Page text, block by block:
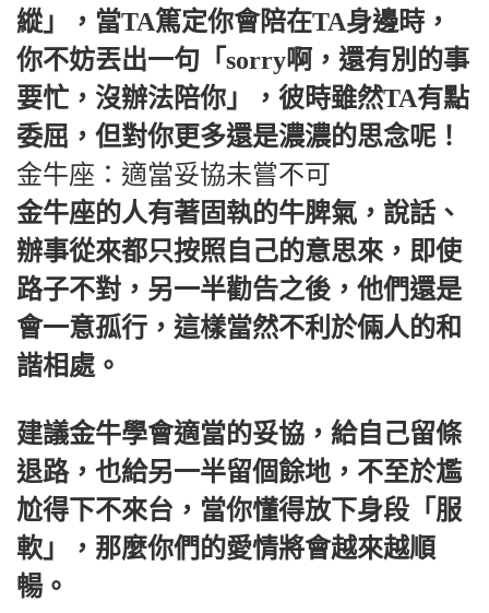
縱」，當TA篤定你會陪在TA身邊時，
你不妨丟出一句「sorry啊，還有別的事
要忙，沒辦法陪你」，彼時雖然TA有點
委屈，但對你更多還是濃濃的思念呢！
金牛座：適當妥協未嘗不可
金牛座的人有著固執的牛脾氣，說話、
辦事從來都只按照自己的意思來，即使
路子不對，另一半勸告之後，他們還是
會一意孤行，這樣當然不利於倆人的和
諧相處。
建議金牛學會適當的妥協，給自己留條
退路，也給另一半留個餘地，不至於尷
尬得下不來台，當你懂得放下身段「服
軟」，那麼你們的愛情將會越來越順
暢。